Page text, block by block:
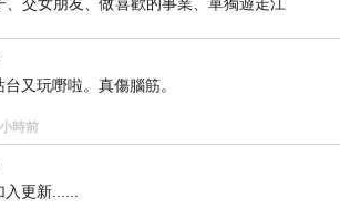
、交女朋友、做喜歡的事業、單獨遊走江
台又玩嘢啦。真傷腦筋。
時前
入更新......